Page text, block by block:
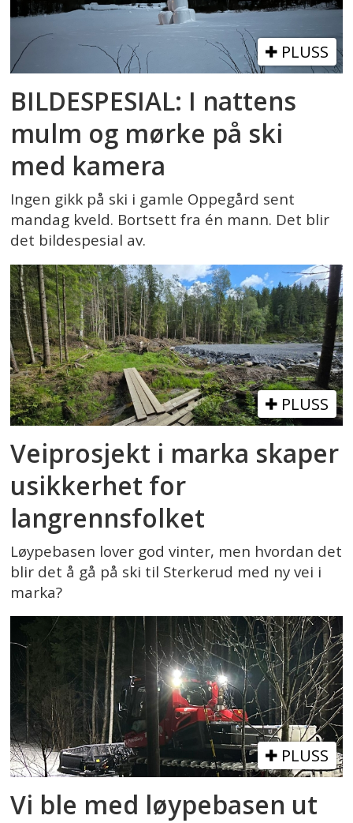
PLUSS
BILDESPESIAL: I nattens
mulm og mørke på ski
med kamera
Ingen gikk på ski i gamle Oppegård sent
mandag kveld. Bortsett fra én mann. Det blir
det bildespesial av.
PLUSS
Veiprosjekt i marka skaper
usikkerhet for
langrennsfolket
Løypebasen lover god vinter, men hvordan det
blir det å gå på ski til Sterkerud med ny vei i
marka?
PLUSS
Vi ble med løypebasen ut